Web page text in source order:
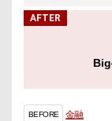
AFTER
BEFORE 金融